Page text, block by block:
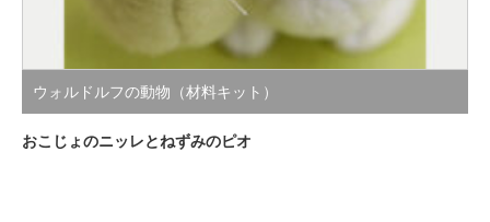
ウォルドルフの動物（材料キット）
おこじょのニッレとねずみのピオ